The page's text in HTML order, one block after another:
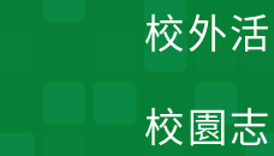
校外
校園